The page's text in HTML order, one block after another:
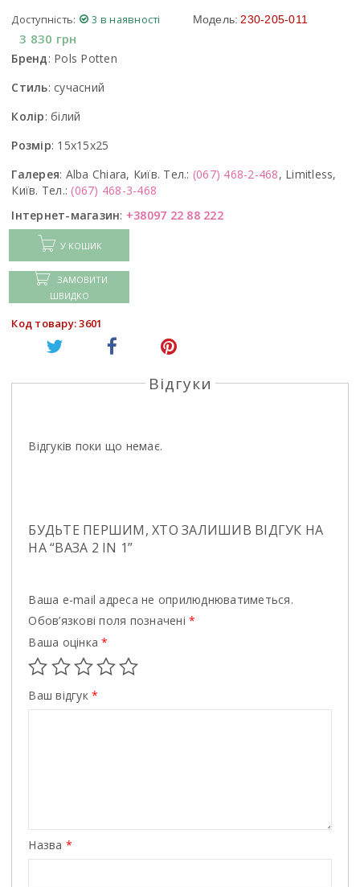
Доступність: 3 в наявності Модель: 230-205-011
3 830 грн
Бренд: Pols Potten
Стиль: сучасний
Колір:білий
Розмір: 15x15x25
Галерея: Alba Chiara, Київ. Тел.: (067) 468-2-468, Limitless,
Київ. Тел.: (067) 468-3-468
Інтернет-магазин: +38097 22 88 222
У КОШИК
ЗАМОВИТИ
ШВИДКО
Код товару: 3601
Відгуки
Відгуків поки що немає.
БУДЬТЕ ПЕРШИМ, ХТО ЗАЛИШИВ ВІДГУК НА
НА “ВАЗА 2 IN 1”
Ваша e-mail адреса не оприлюднюватиметься.
Обов’язкові поля позначені*
Ваша оцінка*
Ваш відгук*
Назва *